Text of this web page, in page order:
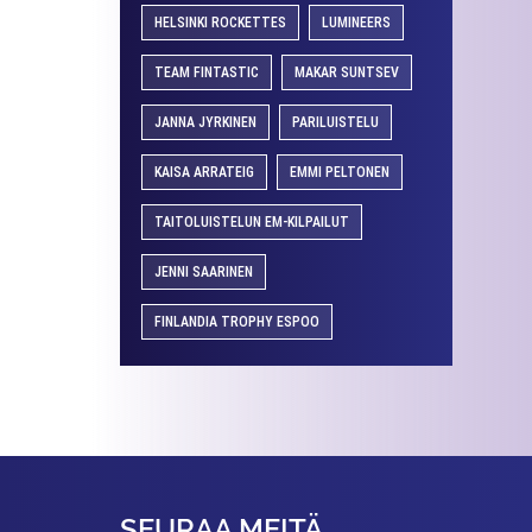
HELSINKI ROCKETTES LUMINEERS
TEAM FINTASTIC MAKAR SUNTSEV
JANNA JYRKINEN PARILUISTELU
KAISA ARRATEIG EMMI PELTONEN
TAITOLUISTELUN EM-KILPAILUT
JENNI SAARINEN
FINLANDIA TROPHY ESPOO